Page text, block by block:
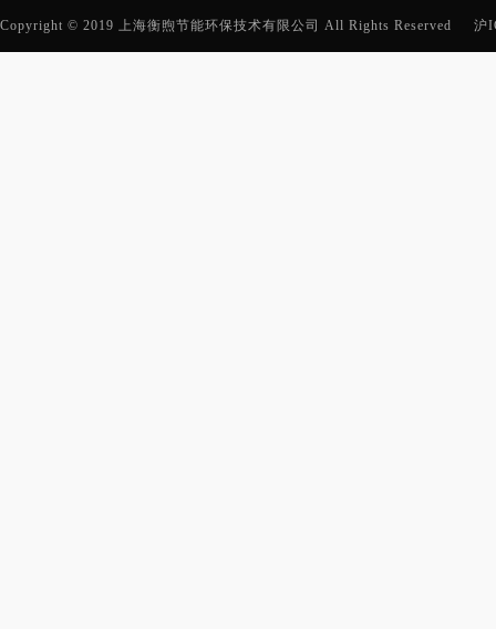
Copyright © 2019 上海衡煦节能环保技术有限公司 All Rights Reserved 沪